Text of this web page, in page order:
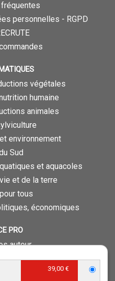
39,00 €
personnelles - RGPD
végétales
humaine
animales
environnement
Sud
et aquacoles
et de la terre
tous
économiques
PRO
auteur
libraire